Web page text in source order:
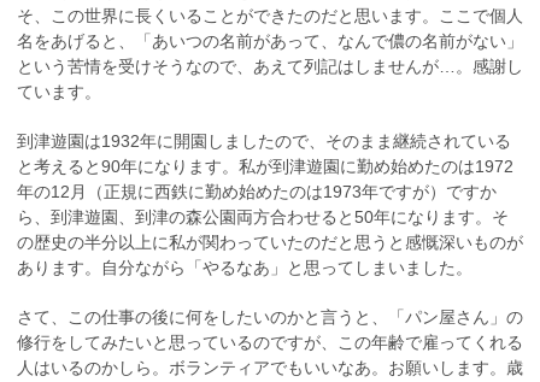
そ、この世界に長くいることができたのだと思います。ここで個人
名をあげると、「あいつの名前があって、なんで儂の名前がない」
という苦情を受けそうなので、あえて列記はしませんが…。感謝し
ています。
到津遊園は1932年に開園しましたので、そのまま継続されている
と考えると90年になります。私が到津遊園に勤め始めたのは1972
年の12月（正規に西鉄に勤め始めたのは1973年ですが）ですか
ら、到津遊園、到津の森公園両方合わせると50年になります。そ
の歴史の半分以上に私が関わっていたのだと思うと感慨深いものが
あります。自分ながら「やるなあ」と思ってしまいました。
さて、この仕事の後に何をしたいのかと言うと、「パン屋さん」の
修行をしてみたいと思っているのですが、この年齢で雇ってくれる
人はいるのかしら。ボランティアでもいいなあ。お願いします。歳